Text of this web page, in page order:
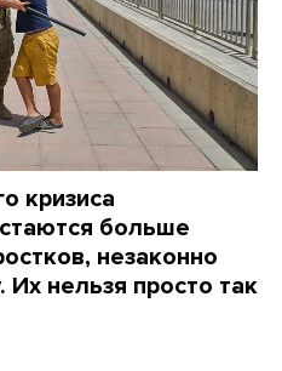
кризиса
больше
незаконно
Их нельзя просто так